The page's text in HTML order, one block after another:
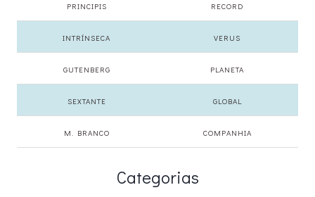
PRINCIPIS RECORD
INTRÍNSECA VERUS
GUTENBERG PLANETA
SEXTANTE GLOBAL
M. BRANCO COMPANHIA
Categorias